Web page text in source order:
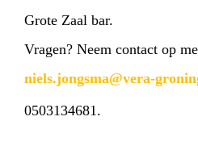
Grote Zaal bar.
Vragen? Neem contact op
niels.jongsma@vera-
0503134681.